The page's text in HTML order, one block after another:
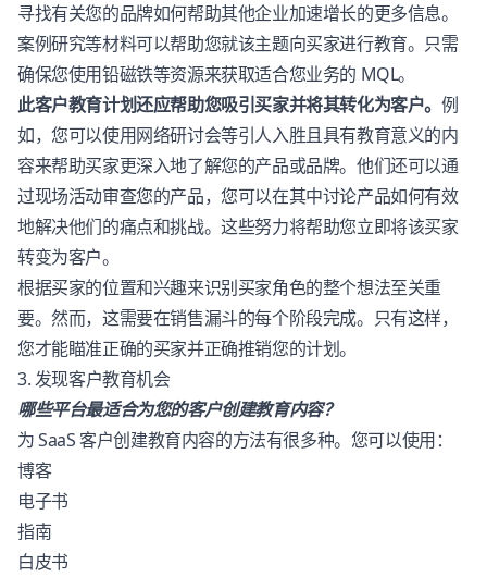
寻找有关您的品牌如何帮助其他企业加速增长的更多信息。
案例研究等材料可以帮助您就该主题向买家进行教育。只需
确保您使用铅磁铁等资源来获取适合您业务的 MQL。
此客户教育计划还应帮助您吸引买家并将其转化为客户。 例
如，您可以使用网络研讨会等引人入胜且具有教育意义的内
容来帮助买家更深入地了解您的产品或品牌。他们还可以通
过现场活动审查您的产品，您可以在其中讨论产品如何有效
地解决他们的痛点和挑战。这些努力将帮助您立即将该买家
转变为客户。
根据买家的位置和兴趣来识别买家角色的整个想法至关重
要。然而，这需要在销售漏斗的每个阶段完成。只有这样，
您才能瞄准正确的买家并正确推销您的计划。
3. 发现客户教育机会
哪些平台最适合为您的客户创建教育内容？
为 SaaS 客户创建教育内容的方法有很多种。您可以使用：
博客
电子书
指南
白皮书